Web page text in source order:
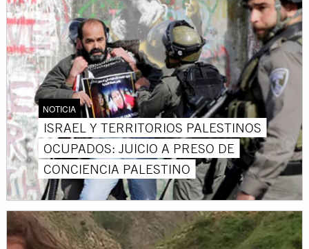
NOTICIA
ISRAEL Y TERRITORIOS PALESTINOS
OCUPADOS: JUICIO A PRESO DE
CONCIENCIA PALESTINO